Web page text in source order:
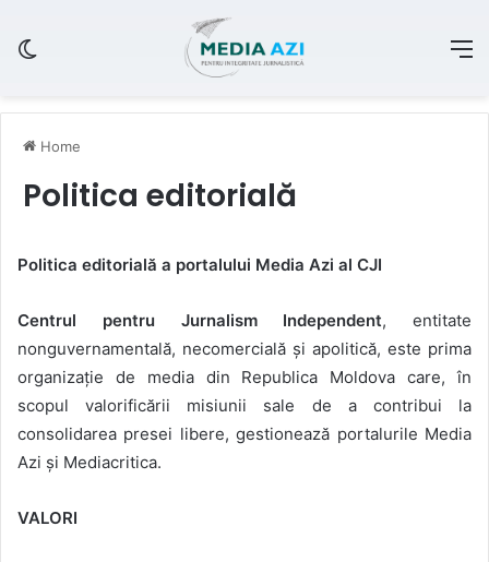
Home
Politica editorială
Politica editorială a portalului Media Azi al CJI
Centrul pentru Jurnalism Independent, entitate
nonguvernamentală, necomercială și apolitică, este prima
organizație de media din Republica Moldova care, în
scopul valorificării misiunii sale de a contribui la
consolidarea presei libere, gestionează portalurile Media
Azi și Mediacritica.
VALORI